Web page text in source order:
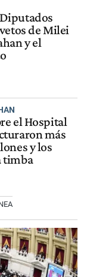
de Milei
y el
el Hospital
más
y los
timba